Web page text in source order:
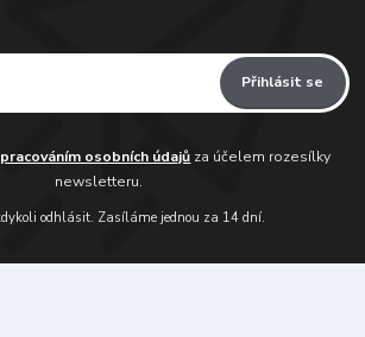
Přihlásit se
osobních údajů za účelem rozesílky
newsletteru.
odhlásit. Zasíláme jednou za 14 dní.